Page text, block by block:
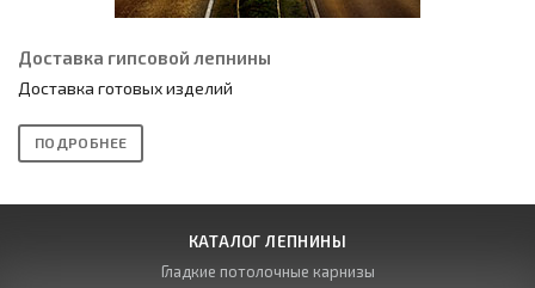
Доставка гипсовой лепнины
Доставка готовых изделий
ПОДРОБНЕЕ
КАТАЛОГ ЛЕПНИНЫ
Гладкие потолочные карнизы